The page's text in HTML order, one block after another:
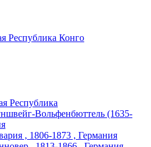
Республика Конго
Республика
Вольфенбюттель (1635-
, 1806-1873 , Германия